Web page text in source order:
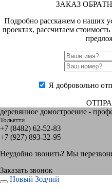
ЗАКАЗ
Подробно расскажем о наших
проектах, рассчитаем
Я добровольно
деревянное домостроение -
Тольятти
+7 (8482) 62-52-83
+7 (927) 893-32-95
Неудобно звонить? Мы
Заказать звонок
Новый Зодчий